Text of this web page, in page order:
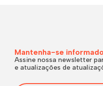
Mantenha-se
Assine nossa newsletter
e atualizações de